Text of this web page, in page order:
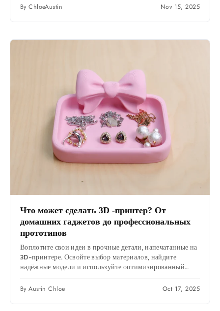
By ChloeAustin Nov 15, 2025
Что может сделать 3D -принтер? От
домашних гаджетов до профессиональных
прототипов
Воплотите свои идеи в прочные детали, напечатанные на
3D-принтере. Освойте выбор материалов, найдите
надёжные модели и используйте оптимизированный
By Austin Chloe Oct 17, 2025